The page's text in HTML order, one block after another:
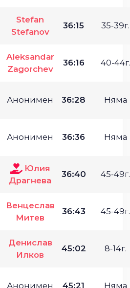
Stefan
Stefanov
36:15 35-39г.
Aleksandar
Zagorchev
36:16 40-44г.
Анонимен 36:28 Няма
Анонимен 36:36 Няма
Юлия
Драгнева
36:40 45-49г.
Венцеслав
Митев
36:43 45-49г.
Денислав
Илков
45:02 8-14г.
Анонимен 45:21 Няма